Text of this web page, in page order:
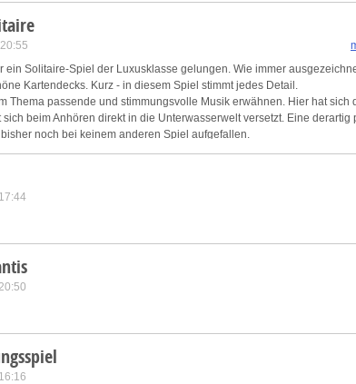
ein Solitaire-Spiel der Luxusklasse gelungen. Wie immer
Kartendecks. Kurz - in diesem Spiel stimmt jedes Detail.
Thema passende und stimmungsvolle Musik erwähnen. Hier hat sich
beim Anhören direkt in die Unterwasserwelt versetzt. Eine derartig
noch bei keinem anderen Spiel aufgefallen.
Spiele.